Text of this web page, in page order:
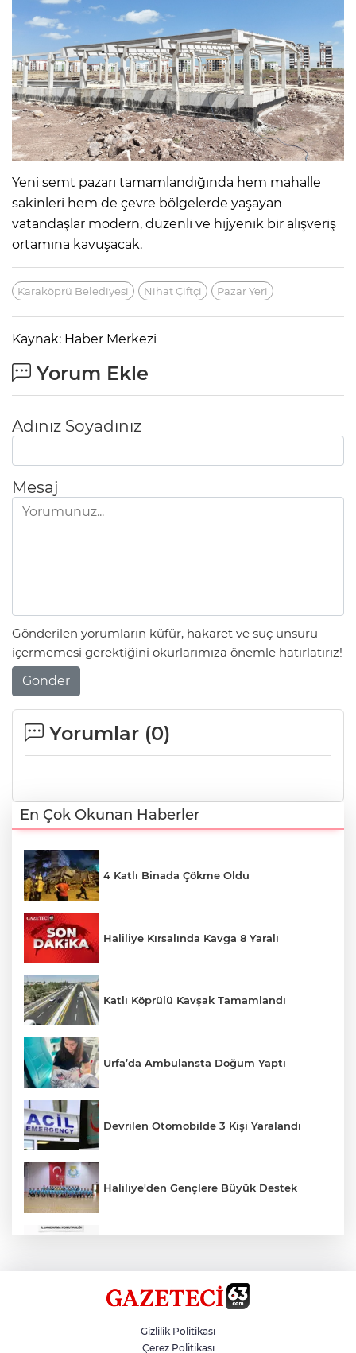
Yeni semt pazarı tamamlandığında hem mahalle
sakinleri hem de çevre bölgelerde yaşayan
vatandaşlar modern, düzenli ve hijyenik bir alışveriş
ortamına kavuşacak.
Karaköprü Belediyesi Nihat Çiftçi Pazar Yeri
Kaynak: Haber Merkezi
Yorum Ekle
Adınız Soyadınız
Mesaj
Gönderilen yorumların küfür, hakaret ve suç unsuru
içermemesi gerektiğini okurlarımıza önemle hatırlatırız!
Gönder
Yorumlar (0)
En Çok Okunan Haberler
4 Katlı Binada Çökme Oldu
Haliliye Kırsalında Kavga 8 Yaralı
Katlı Köprülü Kavşak Tamamlandı
Urfa’da Ambulansta Doğum Yaptı
Devrilen Otomobilde 3 Kişi Yaralandı
Haliliye'den Gençlere Büyük Destek
Hikmet Başak’tan Ulaşım Çalışması
Gizlilik Politikası
Çerez Politikası